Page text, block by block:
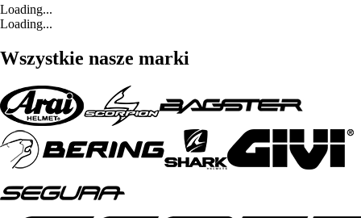
Loading...
Loading...
Wszystkie nasze marki